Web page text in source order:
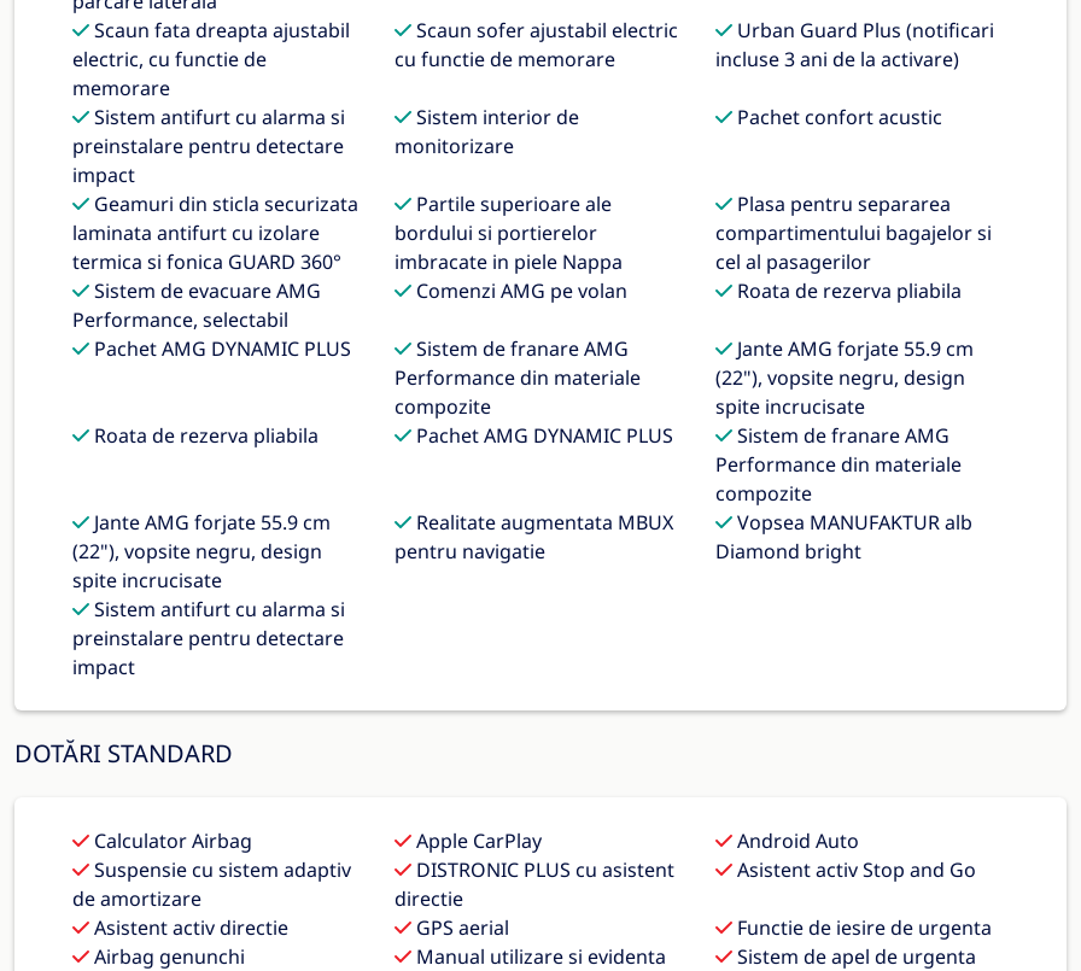
Scaun fata dreapta ajustabil
electric, cu functie de
memorare
Scaun sofer ajustabil electric
cu functie de memorare
Urban Guard Plus (notificari
incluse 3 ani de la activare)
Sistem antifurt cu alarma si
preinstalare pentru detectare
impact
Sistem interior de
monitorizare
Pachet confort acustic
Geamuri din sticla securizata
laminata antifurt cu izolare
termica si fonica GUARD 360°
Partile superioare ale
bordului si portierelor
imbracate in piele Nappa
Plasa pentru separarea
compartimentului bagajelor si
cel al pasagerilor
Sistem de evacuare AMG
Performance, selectabil
Comenzi AMG pe volan Roata de rezerva pliabila
Pachet AMG DYNAMIC PLUS
Sistem de franare AMG
Performance din materiale
compozite
Jante AMG forjate 55.9 cm
(22"), vopsite negru, design
spite incrucisate
Roata de rezerva pliabila
Pachet AMG DYNAMIC PLUS
Sistem de franare AMG
Performance din materiale
compozite
Jante AMG forjate 55.9 cm
(22"), vopsite negru, design
spite incrucisate
Realitate augmentata MBUX
pentru navigatie
Vopsea MANUFAKTUR alb
Diamond bright
Sistem antifurt cu alarma si
preinstalare pentru detectare
impact
DOTĂRI STANDARD
Calculator Airbag Apple CarPlay
Android Auto
Suspensie cu sistem adaptiv
de amortizare
DISTRONIC PLUS cu asistent
directie
Asistent activ Stop and Go
Asistent activ directie GPS aerial
Functie de iesire de urgenta
Airbag genunchi
Manual utilizare si evidenta
Sistem de apel de urgenta